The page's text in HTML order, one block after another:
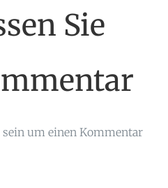
Sie
sein um einen Kommentar